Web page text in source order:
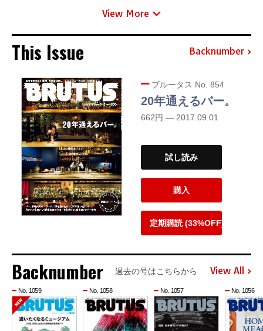
View More
This Issue Backnumber
ブルータス No. 854
20年通えるバー。
662円 — 2017.09.01
試し読み
購入
定期購読 (33%OFF)
Backnumber 過去の号はこちらから View All
No. 1059 No. 1058 No. 1057 No. 1056